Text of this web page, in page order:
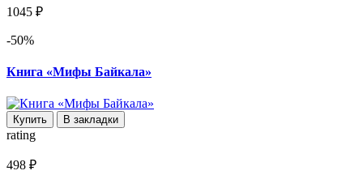
1045 ₽
-50%
Книга «Мифы Байкала»
Купить В закладки
rating
498 ₽